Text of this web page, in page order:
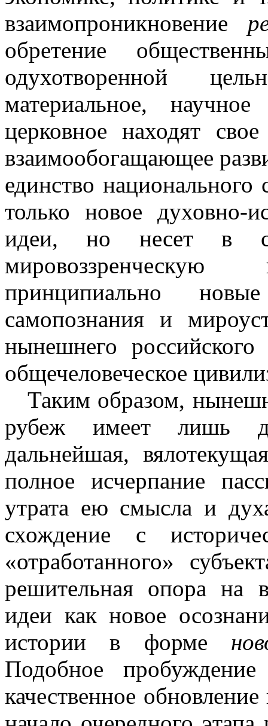
взаимопроникновение
обретение
одухотворенной
материальное,
церковное находят
взаимообогащающее
единство национального
только новое духовно-
идеи, но несет в
принципиально
самопознания и
нынешнего
общечеловеческое
Таким образом,
рубеж имеет лишь
дальнейшая,
полное исчерпание
утрата ею смысла и
схождение с
«отработанного»
решительная опора на
идеи как новое
истории в форме
Подобное
качественное